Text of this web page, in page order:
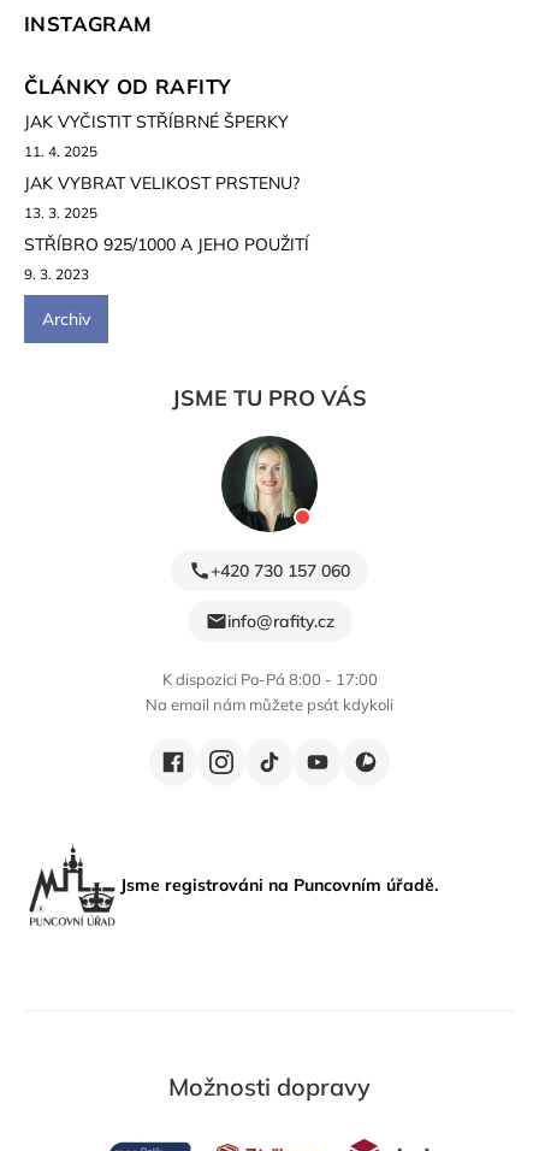
INSTAGRAM
ČLÁNKY OD RAFITY
JAK VYČISTIT STŘÍBRNÉ ŠPERKY
11. 4. 2025
JAK VYBRAT VELIKOST PRSTENU?
13. 3. 2025
STŘÍBRO 925/1000 A JEHO POUŽITÍ
9. 3. 2023
Archiv
JSME TU PRO VÁS
+420 730 157 060
info@rafity.cz
K dispozici Po-Pá 8:00 - 17:00
Na email nám můžete psát kdykoli
Jsme registrováni na Puncovním úřadě.
Možnosti dopravy